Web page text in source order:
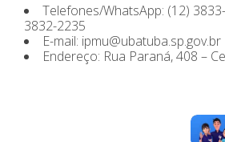
Telefones/WhatsApp: (12)
3832-2235
E-mail: ipmu@ubatuba.sp.gov.br
Endereço: Rua Paraná, 408 –